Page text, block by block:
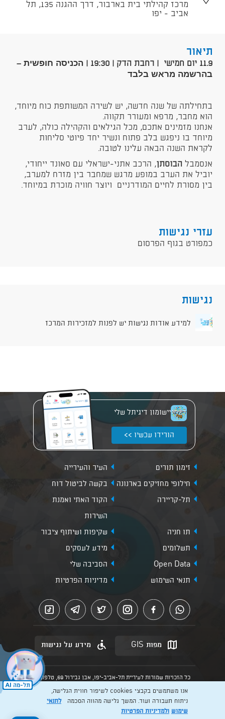
מרכז קהילתי בית בארבור, דרך ההגנה 135, תל
אביב - יפו
תיאור
11.9 יום חמישי | רחבת הדק | 19:30 |
הכניסה חופשית –
בהרשמה מראש בלבד
בתחילתה של שנה חדשה, יש לשירה המשותפת כוח מיוחד,
הוא מחבר, מרפא ומעורר תקווה.
אנחנו מזמינים אתכם, מכל הגילאים והקהילה כולה, לערב
מיוחד בו ניפגש בלב פתוח ונשיר יחד פיוטי סליחות
לקראת השנה הבאה עלינו לטובה.
אנסמבל הבוסתן, הרכב אתני-ישראלי עם סאונד ייחודי,
יוביל את הערב במופע מרגש שמחבר בין מזרח למערב,
בין מסורת לחיים המודרניים ויוצר חוויה מוכרת במיוחד.
עזרי נגישות
כמפורט בגוף הפרסום
נגישות
למידע אודות נגישות יש לפנות למזכירות המרכז
יישומון דיגיתל שלי
הורידו עכשיו >>
זימון תורים
העיר והעירייה
חילופי מחזיקים בארנונה
בקשה לביטול דוח
תל-קריירה
הקוד האתי ואמנת
השירות
תו חניה
שקיפות ושיתוף ציבור
תשלומים
מידע לעסקים
Open Data
הסביבה שלי
תנאי השימוש
מדיניות הפרטיות
מפות GIS מידע על נגישות
כל הזכויות שמורות לעיריית תל-אביב-יפו, אבן גבירול 69, טלפון:
הנוסח המחייב הוא זה הקבוע בהוראות הדין הרלוונטיות כפי שתהיינה
בתוקף מעת לעת
Created by: Layer. Digital studio
אנו משתמשים בקבצי cookies לשיפור חווית הגלישה,
ניתוח תעבורה ועוד. המשך גלישה מהווה הסכמהלתנאי
שימוש ולמדיניות הפרטיות